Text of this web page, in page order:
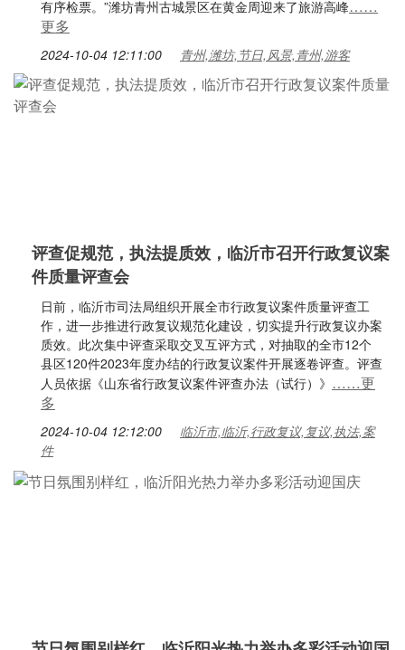
有序检票。”潍坊青州古城景区在黄金周迎来了旅游高峰……
更多
2024-10-04 12:11:00 青州,潍坊,节日,风景,青州,游客
评查促规范，执法提质效，临沂市召开行政复议案
件质量评查会
日前，临沂市司法局组织开展全市行政复议案件质量评查工
作，进一步推进行政复议规范化建设，切实提升行政复议办案
质效。此次集中评查采取交叉互评方式，对抽取的全市12个
县区120件2023年度办结的行政复议案件开展逐卷评查。评查
人员依据《山东省行政复议案件评查办法（试行）》 ……更
多
2024-10-04 12:12:00
临沂市,临沂,行政复议,复议,执法,案
件